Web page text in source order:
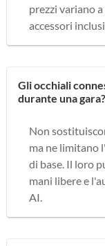
prezzi variano
accessori inclusi.
Gli occhiali
durante una gara?
Non
ma ne limitano
di base. Il loro
mani libere e
AI.